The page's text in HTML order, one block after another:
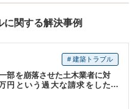
関する解決事例
# 建築トラブル
部を崩落させた土木業者に対
円という過大な請求をした
額で和解した事案。